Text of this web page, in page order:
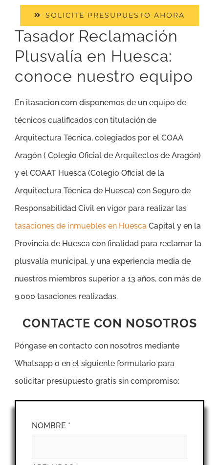
SOLICITE PRESUPUESTO AHORA
Tasador Reclamación
Plusvalía en Huesca:
conoce nuestro equipo
En itasacion.com disponemos de un equipo de
técnicos cualificados con titulación de
Arquitectura Técnica, colegiados por el COAA
Aragón ( Colegio Oficial de Arquitectos de Aragón)
y el COAAT Huesca (Colegio Oficial de la
Arquitectura Técnica de Huesca) con Seguro de
Responsabilidad Civil en vigor para realizar las
tasaciones de inmuebles en Huesca Capital y en la
Provincia de Huesca con finalidad para reclamar la
plusvalía municipal, y una experiencia media de
nuestros miembros superior a 13 años, con más de
9.000 tasaciones realizadas.
CONTACTE CON NOSOTROS
Póngase en contacto con nosotros mediante
Whatsapp o en el siguiente formulario para
solicitar presupuesto gratis sin compromiso:
NOMBRE *